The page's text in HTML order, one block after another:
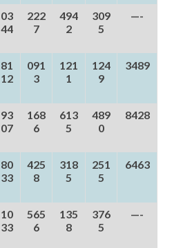
03
44
222
7
494
2
309
5
—-
81
12
091
3
121
1
124
9
3489
93
07
168
6
613
5
489
0
8428
80
33
425
8
318
5
251
5
6463
10
33
565
6
135
8
376
5
—-